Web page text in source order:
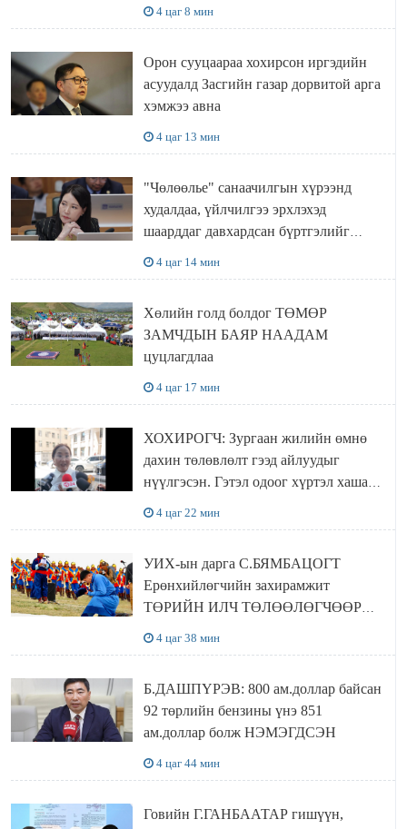
4 цаг 8 мин
Орон сууцаараа хохирсон иргэдийн
асуудалд Засгийн газар дорвитой арга
хэмжээ авна
4 цаг 13 мин
"Чөлөөлье" санаачилгын хүрээнд
худалдаа, үйлчилгээ эрхлэхэд
шаарддаг давхардсан бүртгэлийг
4 цаг 14 мин
Хөлийн голд болдог ТӨМӨР
ЗАМЧДЫН БАЯР НААДАМ
цуцлагдлаа
4 цаг 17 мин
ХОХИРОГЧ: Зургаан жилийн өмнө
дахин төлөвлөлт гээд айлуудыг
нүүлгэсэн. Гэтэл одоог хүртэл хашаа
4 цаг 22 мин
УИХ-ын дарга С.БЯМБАЦОГТ
Ерөнхийлөгчийн захирамжит
ТӨРИЙН ИЛЧ ТӨЛӨӨЛӨГЧӨӨР
4 цаг 38 мин
Б.ДАШПҮРЭВ: 800 ам.доллар байсан
92 төрлийн бензины үнэ 851
ам.доллар болж НЭМЭГДСЭН
4 цаг 44 мин
Говийн Г.ГАНБААТАР гишүүн,